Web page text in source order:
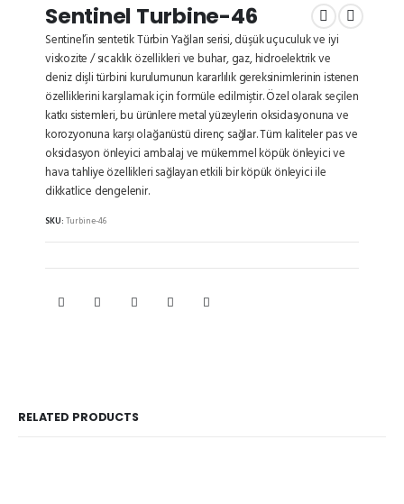
Sentinel Turbine-46
Sentinel’in sentetik Türbin Yağları serisi, düşük uçuculuk ve iyi
viskozite / sıcaklık özellikleri ve buhar, gaz, hidroelektrik ve
deniz dişli türbini kurulumunun kararlılık gereksinimlerinin istenen
özelliklerini karşılamak için formüle edilmiştir. Özel olarak seçilen
katkı sistemleri, bu ürünlere metal yüzeylerin oksidasyonuna ve
korozyonuna karşı olağanüstü direnç sağlar. Tüm kaliteler pas ve
oksidasyon önleyici ambalaj ve mükemmel köpük önleyici ve
hava tahliye özellikleri sağlayan etkili bir köpük önleyici ile
dikkatlice dengelenir.
SKU: Turbine-46
RELATED PRODUCTS